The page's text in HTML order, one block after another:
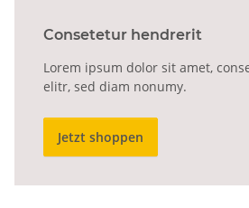
Consetetur hendrerit
Lorem ipsum dolor sit amet,
elitr, sed diam nonumy.
Jetzt shoppen